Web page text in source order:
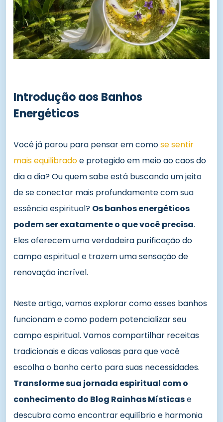
Introdução aos Banhos
Energéticos
Você já parou para pensar em comose sentir
mais equilibradoe protegido em meio ao caos do
dia a dia? Ou quem sabe está buscando um jeito
de se conectar mais profundamente com sua
essência espiritual? Os banhos energéticos
podem ser exatamente o que você precisa.
Eles oferecem uma verdadeira purificação do
campo espiritual e trazem uma sensação de
renovação incrível.
Neste artigo, vamos explorar como esses banhos
funcionam e como podem potencializar seu
campo espiritual. Vamos compartilhar receitas
tradicionais e dicas valiosas para que você
escolha o banho certo para suas necessidades.
Transforme sua jornada espiritual com o
conhecimento do Blog Rainhas Místicase
descubra como encontrar equilíbrio e harmonia